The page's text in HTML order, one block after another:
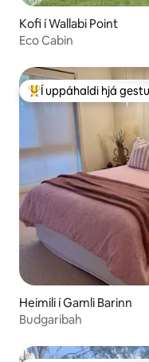
Kofi í Wallabi Point
Eco Cabin
Í mestu uppáhaldi hjá
Í uppáhaldi hjá
Heimili í Gamli Barinn
Budgaribah